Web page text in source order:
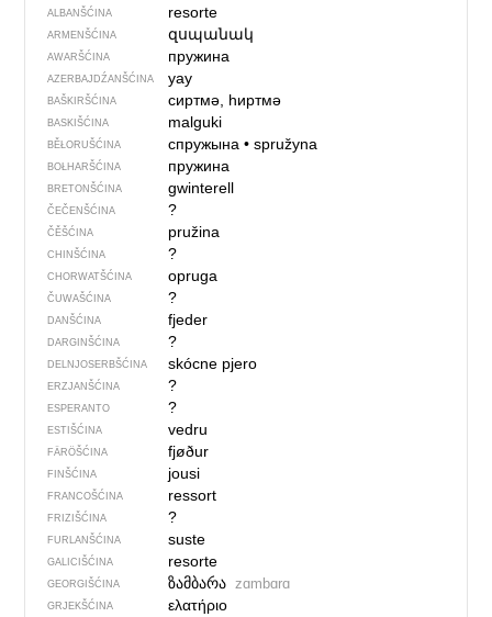
ALBANŠĆINA resorte
ARMENŠĆINA զսպանակ
AWARŠĆINA пружина
AZERBAJDŹANŠĆINA yay
BAŠKIRŠĆINA сиртмә, һиртмә
BASKIŠĆINA malguki
BĚŁORUŠĆINA спружына• spružyna
BOŁHARŠĆINA пружина
BRETONŠĆINA gwinterell
ČEČENŠĆINA ?
ČĚŠĆINA pružina
CHINŠĆINA ?
CHORWATŠĆINA opruga
ČUWAŠĆINA ?
DANŠĆINA fjeder
DARGINŠĆINA ?
DELNJOSERBŠĆINA skócne pjero
ERZJANŠĆINA ?
ESPERANTO ?
ESTIŠĆINA vedru
FÄRÖŠĆINA fjøður
FINŠĆINA jousi
FRANCOŠĆINA ressort
FRIZIŠĆINA ?
FURLANŠĆINA suste
GALICIŠĆINA resorte
GEORGIŠĆINA ზამბარა zɑmbɑrɑ
GRJEKŠĆINA ελατήριο